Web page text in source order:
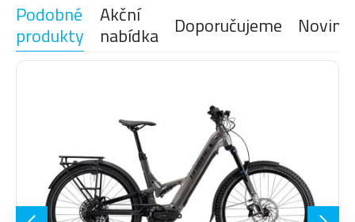
Podobné
produkty
Akční
nabídka Doporučujeme